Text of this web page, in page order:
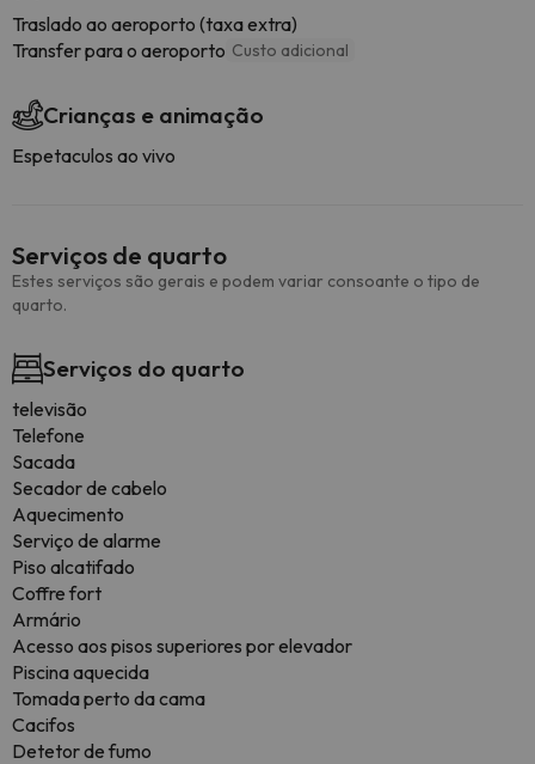
Traslado ao aeroporto (taxa extra)
Transfer para o aeroporto Custo adicional
Crianças e animação
Espetaculos ao vivo
Serviços de quarto
Estes serviços são gerais e podem variar consoante o tipo de
quarto.
Serviços do quarto
televisão
Telefone
Sacada
Secador de cabelo
Aquecimento
Serviço de alarme
Piso alcatifado
Coffre fort
Armário
Acesso aos pisos superiores por elevador
Piscina aquecida
Tomada perto da cama
Cacifos
Detetor de fumo